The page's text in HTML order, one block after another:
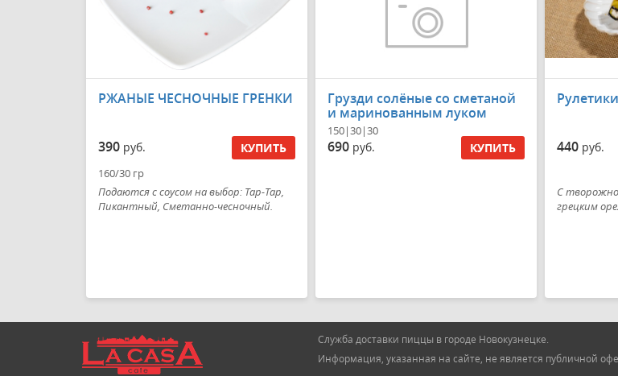
РЖАНЫЕ ЧЕСНОЧНЫЕ ГРЕНКИ
390 руб. КУПИТЬ
160/30 гр
Подаются с соусом на выбор: Тар-Тар,
Пикантный, Сметанно-чесночный.
Грузди солёные со сметаной
и маринованным луком
150|30|30
690 руб. КУПИТЬ 440 руб.
С творожно
грецким
Служба доставки пиццы в городе Новокузнецке.
Информация, указанная на сайте, не является публичной